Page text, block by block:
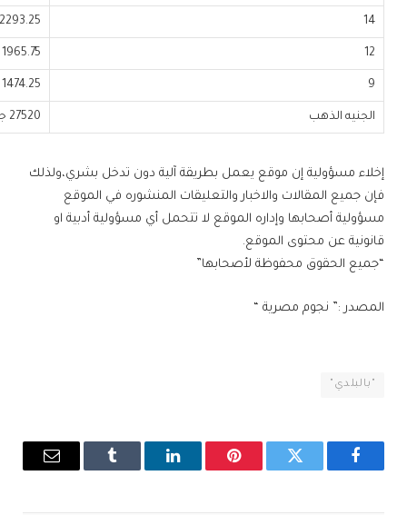
14 2293.25 جنيه
12 1965.75 جنيه
9 1474.25 جنيه
الجنيه الذهب 27520 جنيه
إخلاء مسؤولية إن موقع يعمل بطريقة آلية دون تدخل بشري،ولذلك
فإن جميع المقالات والاخبار والتعليقات المنشوره في الموقع
مسؤولية أصحابها وإداره الموقع لا تتحمل أي مسؤولية أدبية او
قانونية عن محتوى الموقع.
“جميع الحقوق محفوظة لأصحابها”
المصدر :” نجوم مصرية “
"بالبلدي"
فيسبوك تويتر بينتيريستلينكدإن Tumblr
البريد